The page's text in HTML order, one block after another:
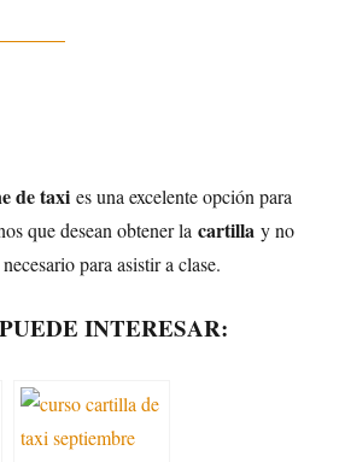
de taxi es una excelente opción para
que desean obtener lacartilla y no
para asistir a clase.
INTERESAR: